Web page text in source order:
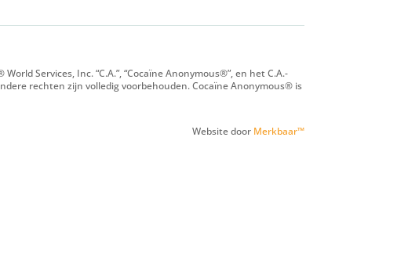
Services, Inc. “C.A.”, “Cocaïne Anonymous®”, en het C.A.-
rechten zijn volledig voorbehouden. Cocaïne Anonymous® is
Website door Merkbaar™